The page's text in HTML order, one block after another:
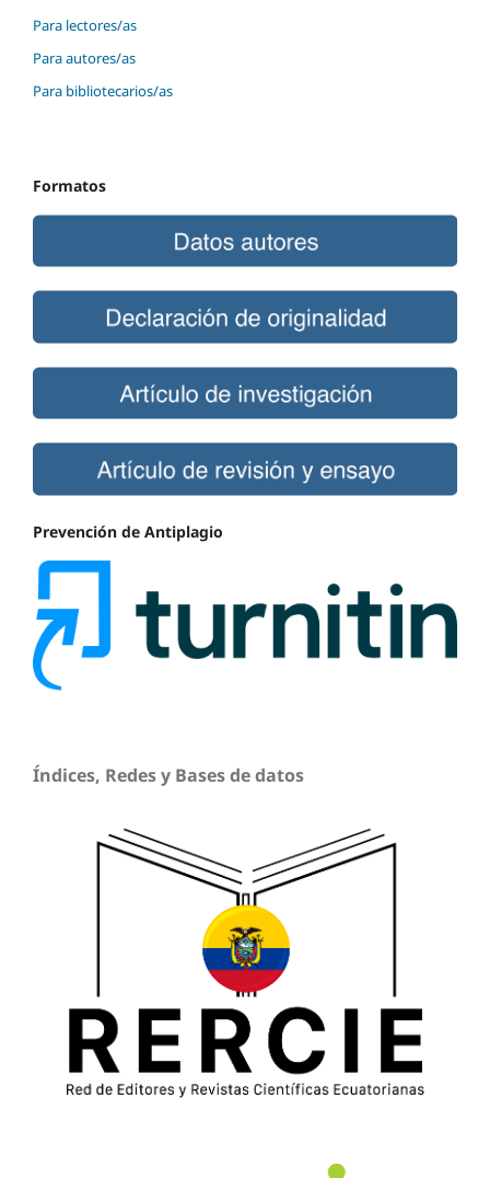
Para lectores/as
Para autores/as
Para bibliotecarios/as
Formatos
Prevención de Antiplagio
Índices, Redes y Bases de datos